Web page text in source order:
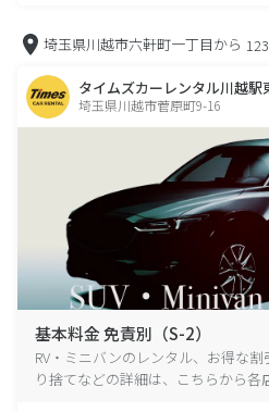
埼玉県川越市六軒町一丁目から
タイムズカーレンタル川越駅
埼玉県川越市菅原町9-16
基本料金 免責別（S-2）
RV・ミニバンのレンタル、お得な
り捨てなどの詳細は、こちらから各